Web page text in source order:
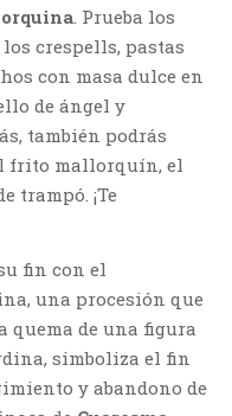
. Prueba los
crespells, pastas
con masa dulce en
de ángel y
también podrás
frito mallorquín, el
trampó. ¡Te
fin con el
una procesión que
quema de una figura
simboliza el fin
y abandono de